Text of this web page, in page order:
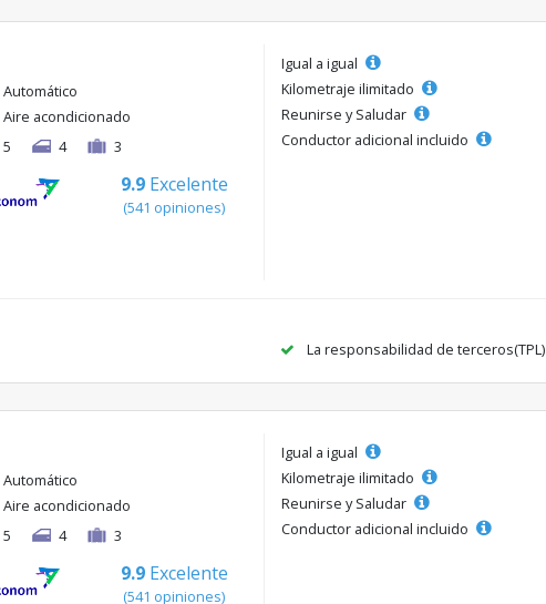
Automático
Aire acondicionado
5
4 3
9.9 Excelente
(541 opiniones)
Igual a igual
Kilometraje ilimitado
Reunirse y Saludar
Conductor adicional incluido
La responsabilidad de terceros(TPL)
Automático
Aire acondicionado
5
4 3
9.9 Excelente
(541 opiniones)
Igual a igual
Kilometraje ilimitado
Reunirse y Saludar
Conductor adicional incluido